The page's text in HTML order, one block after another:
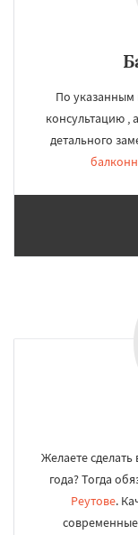
По
консультацию ,
детального
Желаете
года? Тогда
Реутове.